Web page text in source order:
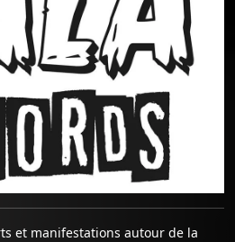
et manifestations autour de la